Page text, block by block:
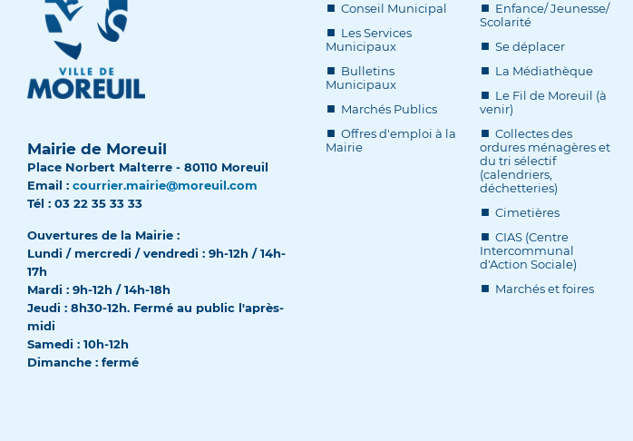
Mairie de Moreuil
Place Norbert Malterre - 80110 Moreuil
Email : courrier.mairie@moreuil.com
Tél : 03 22 35 33 33
Ouvertures de la Mairie :
Lundi / mercredi / vendredi : 9h-12h / 14h-
17h
Mardi : 9h-12h / 14h-18h
Jeudi : 8h30-12h. Fermé au public l'après-
midi
Samedi : 10h-12h
Dimanche : fermé
Conseil Municipal
Les Services
Municipaux
Bulletins
Municipaux
Marchés Publics
Offres d'emploi à la
Mairie
Enfance/ Jeunesse/
Scolarité
Se déplacer
La Médiathèque
Le Fil de Moreuil (à
venir)
Collectes des
ordures ménagères et
du tri sélectif
(calendriers,
déchetteries)
Cimetières
CIAS (Centre
Intercommunal
d'Action Sociale)
Marchés et foires